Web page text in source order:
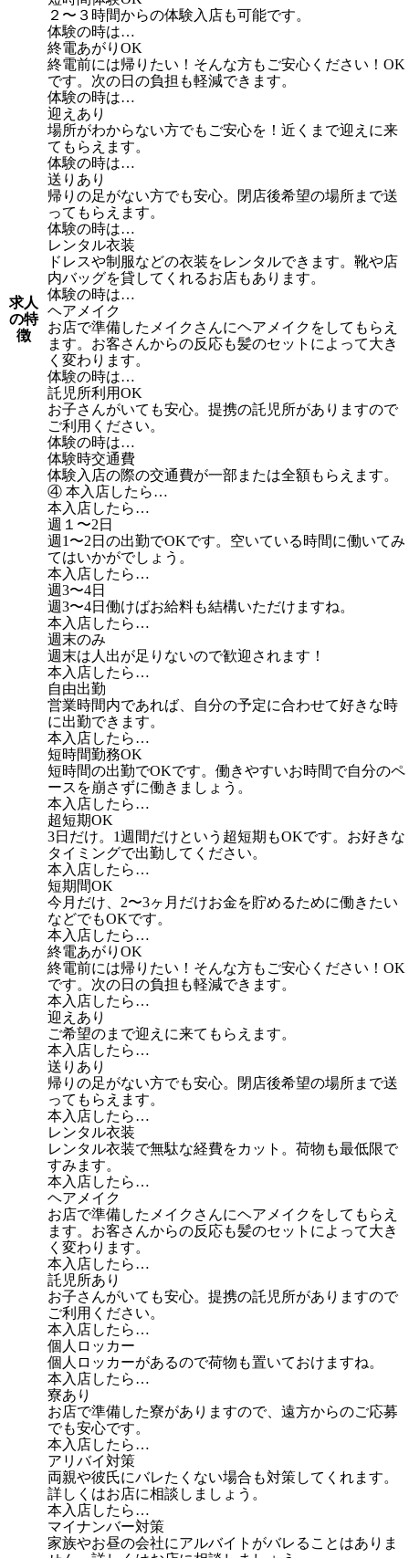
求人
の特
徴
２〜３時間からの体験入店も可能です。
体験の時は…
終電あがりOK
終電前には帰りたい！そんな方もご安心ください！OK
です。次の日の負担も軽減できます。
体験の時は…
迎えあり
場所がわからない方でもご安心を！近くまで迎えに来
てもらえます。
体験の時は…
送りあり
帰りの足がない方でも安心。閉店後希望の場所まで送
ってもらえます。
体験の時は…
レンタル衣装
ドレスや制服などの衣装をレンタルできます。靴や店
内バッグを貸してくれるお店もあります。
体験の時は…
ヘアメイク
お店で準備したメイクさんにヘアメイクをしてもらえ
ます。お客さんからの反応も髪のセットによって大き
く変わります。
体験の時は…
託児所利用OK
お子さんがいても安心。提携の託児所がありますので
ご利用ください。
体験の時は…
体験時交通費
体験入店の際の交通費が一部または全額もらえます。
④ 本入店したら…
本入店したら…
週１〜2日
週1〜2日の出勤でOKです。空いている時間に働いてみ
てはいかがでしょう。
本入店したら…
週3〜4日
週3〜4日働けばお給料も結構いただけますね。
本入店したら…
週末のみ
週末は人出が足りないので歓迎されます！
本入店したら…
自由出勤
営業時間内であれば、自分の予定に合わせて好きな時
に出勤できます。
本入店したら…
短時間勤務OK
短時間の出勤でOKです。働きやすいお時間で自分のペ
ースを崩さずに働きましょう。
本入店したら…
超短期OK
3日だけ。1週間だけという超短期もOKです。お好きな
タイミングで出勤してください。
本入店したら…
短期間OK
今月だけ、2〜3ヶ月だけお金を貯めるために働きたい
などでもOKです。
本入店したら…
終電あがりOK
終電前には帰りたい！そんな方もご安心ください！OK
です。次の日の負担も軽減できます。
本入店したら…
迎えあり
ご希望のまで迎えに来てもらえます。
本入店したら…
送りあり
帰りの足がない方でも安心。閉店後希望の場所まで送
ってもらえます。
本入店したら…
レンタル衣装
レンタル衣装で無駄な経費をカット。荷物も最低限で
すみます。
本入店したら…
ヘアメイク
お店で準備したメイクさんにヘアメイクをしてもらえ
ます。お客さんからの反応も髪のセットによって大き
く変わります。
本入店したら…
託児所あり
お子さんがいても安心。提携の託児所がありますので
ご利用ください。
本入店したら…
個人ロッカー
個人ロッカーがあるので荷物も置いておけますね。
本入店したら…
寮あり
お店で準備した寮がありますので、遠方からのご応募
でも安心です。
本入店したら…
アリバイ対策
両親や彼氏にバレたくない場合も対策してくれます。
詳しくはお店に相談しましょう。
本入店したら…
マイナンバー対策
家族やお昼の会社にアルバイトがバレることはありま